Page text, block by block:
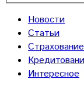
Новости
Статьи
Страхование
Интересное